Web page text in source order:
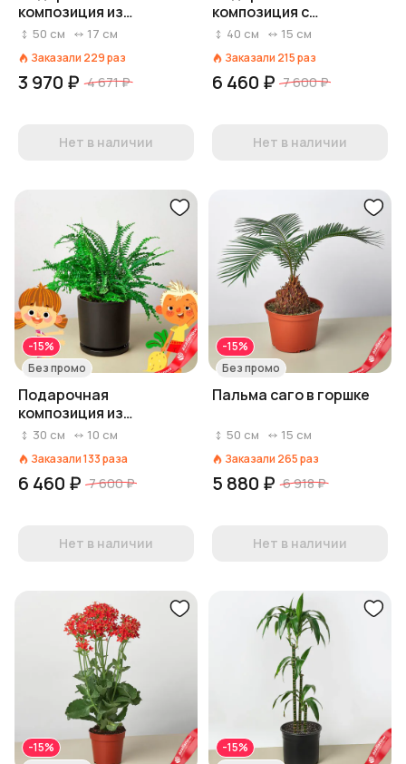
композиция из
кротонов в горшках
50 см 17 см
Заказали 229раз
3 970 ₽ 4 671 ₽
Нет в наличии
композиция с
монстерой в горшке
40 см 15 см
Заказали 215раз
6 460 ₽ 7 600 ₽
Нет в наличии
-15%
Без промо
Подарочная
композиция из
папоротников в
30 см 10 см
Заказали133раза
6 460 ₽ 7 600 ₽
Нет в наличии
-15%
Без промо
Пальма саго в горшке
50 см 15 см
Заказали 265раз
5 880 ₽ 6 918 ₽
Нет в наличии
-15%
-15%